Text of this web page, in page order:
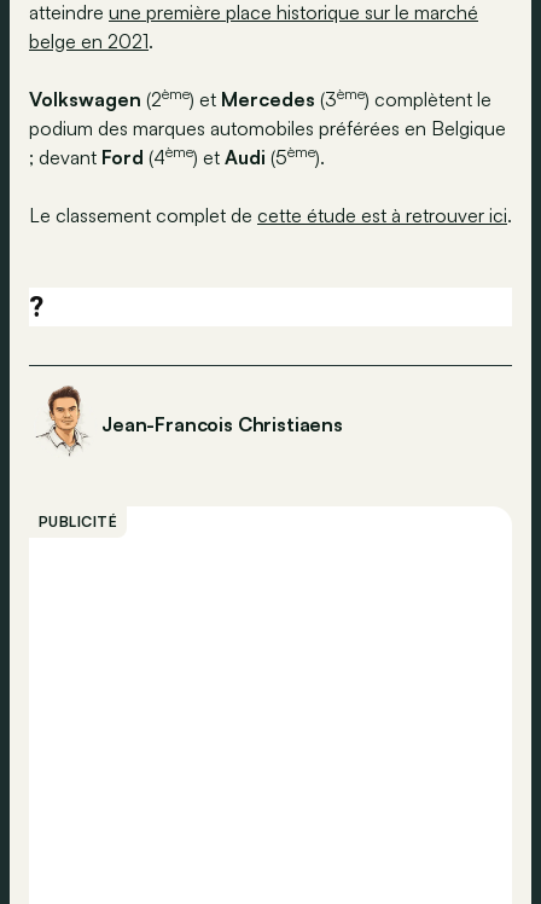
atteindre une première place historique sur le marché
belge en 2021.
Volkswagen (2ème) et Mercedes (3ème) complètent le
podium des marques automobiles préférées en Belgique
; devant Ford (4ème) et Audi (5ème).
Le classement complet de cette étude est à retrouver ici.
?
Jean-Francois Christiaens
PUBLICITÉ